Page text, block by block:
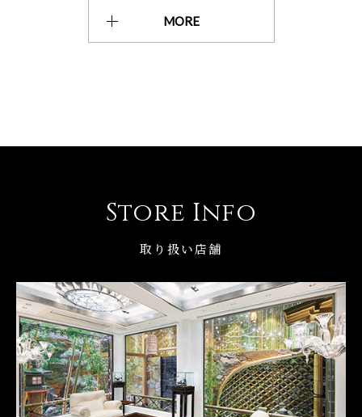
MORE
Store Info
取り扱い店舗